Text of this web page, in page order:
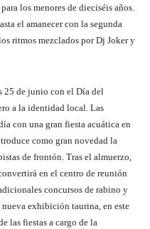
los menores de dieciséis años.
el amanecer con la segunda
ritmos mezclados por Dj Joker y
25 de junio con el Día del
a la identidad local. Las
con una gran fiesta acuática en
como gran novedad la
de frontón. Tras el almuerzo,
en el centro de reunión
concursos de rabino y
exhibición taurina, en este
las fiestas a cargo de la